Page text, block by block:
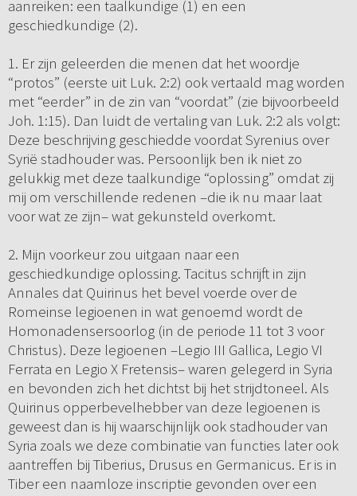
aanreiken: een taalkundige (1) en een
geschiedkundige (2).
1. Er zijn geleerden die menen dat het woordje
“protos” (eerste uit Luk. 2:2) ook vertaald mag worden
met “eerder” in de zin van “voordat” (zie bijvoorbeeld
Joh. 1:15). Dan luidt de vertaling van Luk. 2:2 als volgt:
Deze beschrijving geschiedde voordat Syrenius over
Syrië stadhouder was. Persoonlijk ben ik niet zo
gelukkig met deze taalkundige “oplossing” omdat zij
mij om verschillende redenen –die ik nu maar laat
voor wat ze zijn– wat gekunsteld overkomt.
2. Mijn voorkeur zou uitgaan naar een
geschiedkundige oplossing. Tacitus schrijft in zijn
Annales dat Quirinus het bevel voerde over de
Romeinse legioenen in wat genoemd wordt de
Homonadensersoorlog (in de periode 11 tot 3 voor
Christus). Deze legioenen –Legio III Gallica, Legio VI
Ferrata en Legio X Fretensis– waren gelegerd in Syria
en bevonden zich het dichtst bij het strijdtoneel. Als
Quirinus opperbevelhebber van deze legioenen is
geweest dan is hij waarschijnlijk ook stadhouder van
Syria zoals we deze combinatie van functies later ook
aantreffen bij Tiberius, Drusus en Germanicus. Er is in
Tiber een naamloze inscriptie gevonden over een